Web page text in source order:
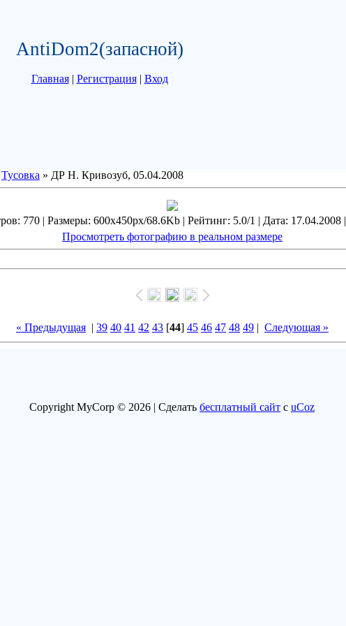
AntiDom2(запасной)
Главная| Регистрация| Вход
Тусовка » ДР Н. Кривозуб, 05.04.2008
770 | Размеры: 600x450px/68.6Kb | Рейтинг: 5.0/1 | Дата: 17.04.2008 |
Просмотреть фотографию в реальном размере
« Предыдущая | 39 40 41 42 43 [44] 45 46 47 48 49 | Следующая »
Copyright MyCorp © 2026 | Сделать бесплатный сайт с uCoz